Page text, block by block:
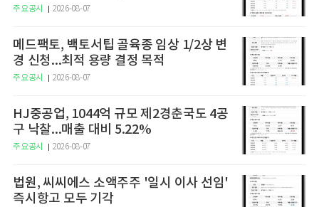
주요공시 2026-08-07
메드팩토, 백토서팁 골육종 임상 1/2상 변
경 신청...최적 용량 결정 목적
주요공시 2026-08-07
HJ중공업, 1044억 규모 제2경춘국도 4공
구 낙찰...매출 대비 5.22%
주요공시 2026-08-07
법원, 씨씨에스 소액주주 '일시 이사 선임'
즉시항고 모두 기각